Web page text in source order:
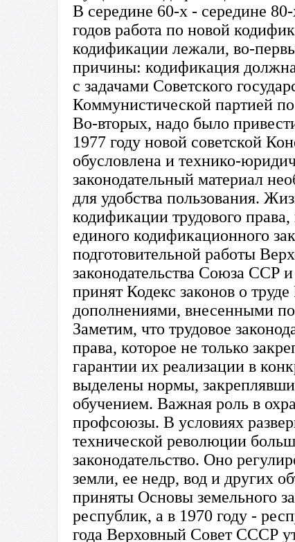
В середине 60-х - середине
годов работа по новой
кодификации лежали, во-
причины: кодификация должна
с задачами Советского
Коммунистической партией
Во-вторых, надо было
1977 году новой советской
обусловлена и технико-
законодательный материал
для удобства пользования.
кодификации трудового
единого кодификационного
подготовительной работы
законодательства Союза ССР
принят Кодекс законов о
дополнениями, внесенными
Заметим, что трудовое
права, которое не только
гарантии их реализации в
выделены нормы,
обучением. Важная роль в
профсоюзы. В условиях
технической революции
законодательство. Оно
земли, ее недр, вод и других
приняты Основы земельного
республик, а в 1970 году -
года Верховный Совет СССР